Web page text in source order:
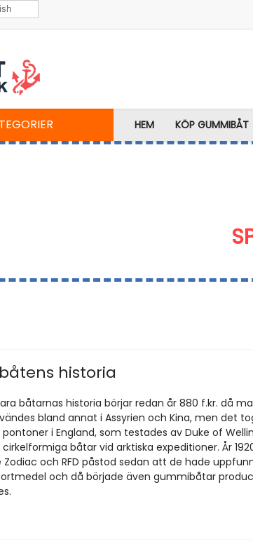
HEM KÖP GUMMIBÅT
historia
båtarnas historia börjar redan år 880 f.kr. då
bland annat i Assyrien och Kina, men det
i England, som testades av Duke of
båtar vid arktiska expeditioner. År
Zodiac och RFD påstod sedan att de hade
och då började även gummibåtar